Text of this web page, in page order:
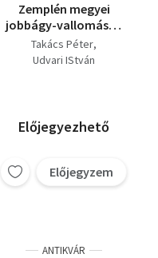
Zemplén megyei
jobbágy-vallomások
az úrbérrendezés
korából III.
Takács Péter
Udvari IStván
Előjegyezhető
Előjegyzem
ANTIKVÁR